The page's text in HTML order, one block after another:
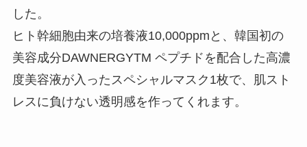
韓国でシリーズ累計170万枚の売り上げを記録しま
した。
ヒト幹細胞由来の培養液10,000ppmと、韓国初の
美容成分DAWNERGYTM ペプチドを配合した高濃
度美容液が入ったスペシャルマスク1枚で、肌スト